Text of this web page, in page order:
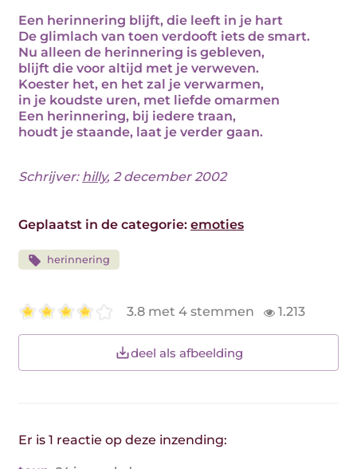
Een herinnering blijft, die leeft in je hart
De glimlach van toen verdooft iets de smart.
Nu alleen de herinnering is gebleven,
blijft die voor altijd met je verweven.
Koester het, en het zal je verwarmen,
in je koudste uren, met liefde omarmen
Een herinnering, bij iedere traan,
houdt je staande, laat je verder gaan.
Schrijver: hilly, 2 december 2002
Geplaatst in de categorie: emoties
herinnering
3.8 met 4 stemmen 1.213
deel als afbeelding
Er is 1 reactie op deze inzending: